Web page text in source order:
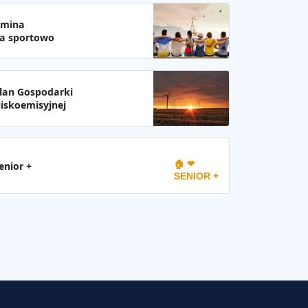
sportowo
Gospodarki
+ 🏠 ❤
SENIOR +